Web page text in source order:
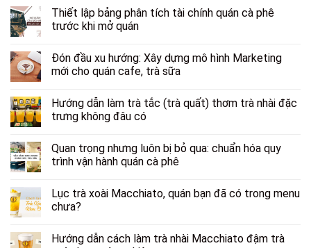
Thiết lập bảng phân tích tài chính quán cà phê
trước khi mở quán
Đón đầu xu hướng: Xây dựng mô hình Marketing
mới cho quán cafe, trà sữa
Hướng dẫn làm trà tắc (trà quất) thơm trà nhài đặc
trưng không đâu có
Quan trọng nhưng luôn bị bỏ qua: chuẩn hóa quy
trình vận hành quán cà phê
Lục trà xoài Macchiato, quán bạn đã có trong menu
chưa?
Hướng dẫn cách làm trà nhài Macchiato đậm trà